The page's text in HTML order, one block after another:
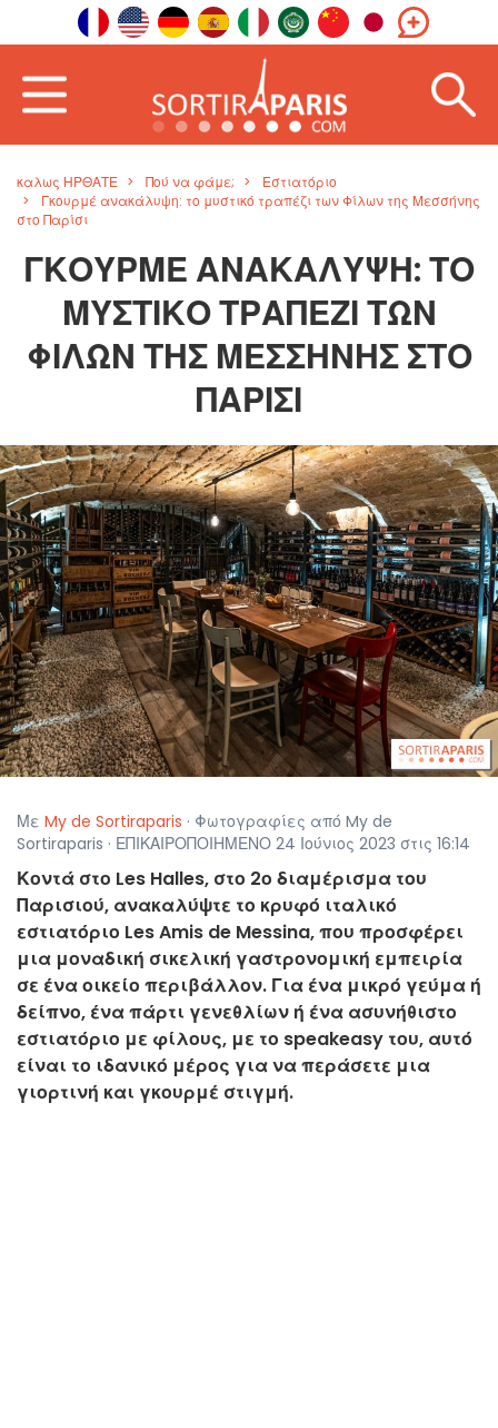
καλως ΗΡΘΑΤΕ Πού να φάμε;
Εστιατόριο
Γκουρμέ ανακάλυψη: το μυστικό τραπέζι των Φίλων της Μεσσήνης
στο Παρίσι
ΓΚΟΥΡΜΈ ΑΝΑΚΆΛΥΨΗ: ΤΟ
ΜΥΣΤΙΚΌ ΤΡΑΠΈΖΙ ΤΩΝ
ΦΊΛΩΝ ΤΗΣ ΜΕΣΣΉΝΗΣ ΣΤΟ
ΠΑΡΊΣΙ
Με My de Sortiraparis · Φωτογραφίες από My de
Sortiraparis · ΕΠΙΚΑΙΡΟΠΟΙΗΜΕΝΟ 24 Ιούνιος 2023 στις 16:14
Κοντά στο Les Halles, στο 2ο διαμέρισμα του
Παρισιού, ανακαλύψτε το κρυφό ιταλικό
εστιατόριο Les Amis de Messina, που προσφέρει
μια μοναδική σικελική γαστρονομική εμπειρία
σε ένα οικείο περιβάλλον. Για ένα μικρό γεύμα ή
δείπνο, ένα πάρτι γενεθλίων ή ένα ασυνήθιστο
εστιατόριο με φίλους, με το speakeasy του, αυτό
είναι το ιδανικό μέρος για να περάσετε μια
γιορτινή και γκουρμέ στιγμή.